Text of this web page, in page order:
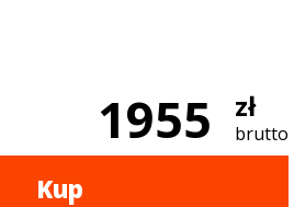
1955 zł
brutto
Kup